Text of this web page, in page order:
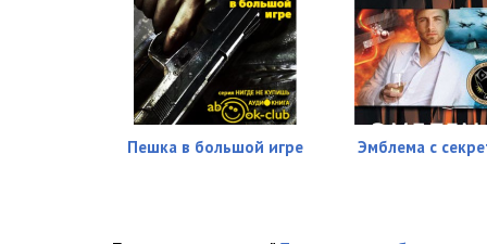
22
23
24
Пешка в большой игре Эмблема с